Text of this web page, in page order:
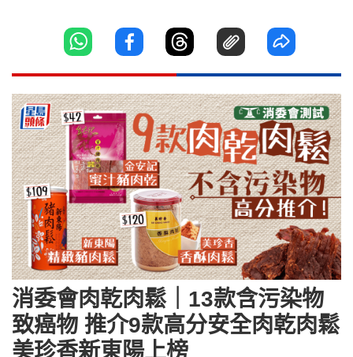
消委會肉乾肉鬆｜13款含污染物
致癌物 推介9款高分安全肉乾肉鬆
美珍香新東陽上榜